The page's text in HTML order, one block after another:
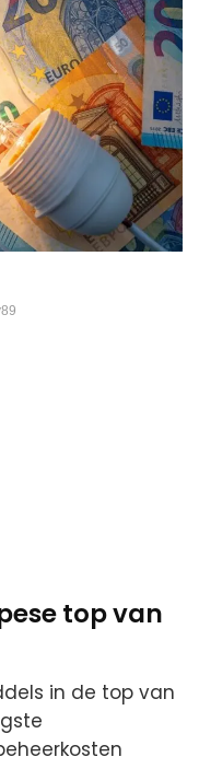
top van
in de top van